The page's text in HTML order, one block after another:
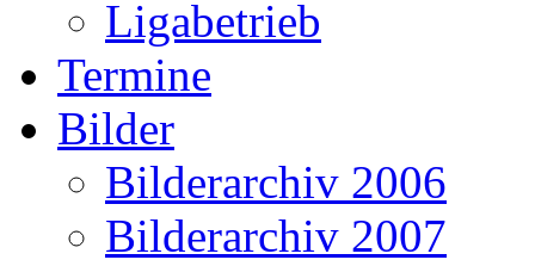
Ligabetrieb
Termine
Bilder
Bilderarchiv 2006
Bilderarchiv 2007